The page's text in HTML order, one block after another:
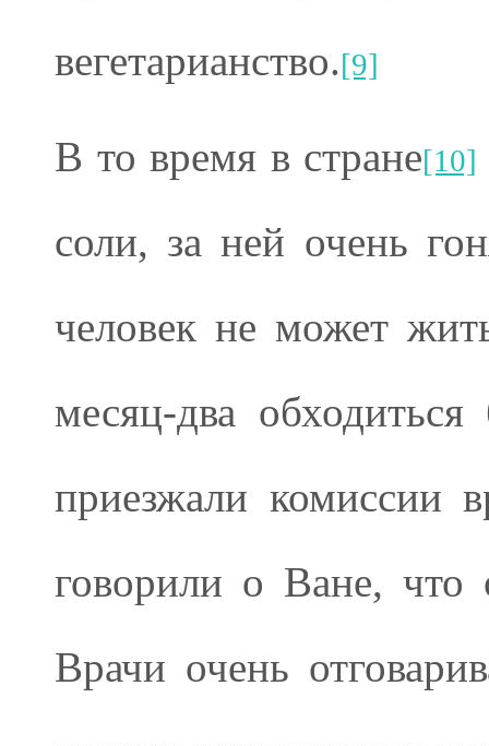
вегетарианство.[9]
В то время в стране[10]
соли, за ней очень
человек не может
месяц-два
приезжали комиссии
говорили о Ване, что
Врачи очень